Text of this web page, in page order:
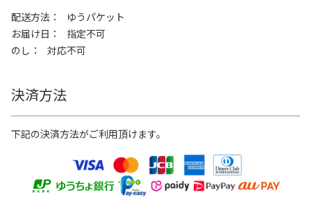
配送方法
ゆうパケット
お届け日
指定不可
のし
対応不可
決済方法
下記の決済方法がご利用頂けます。